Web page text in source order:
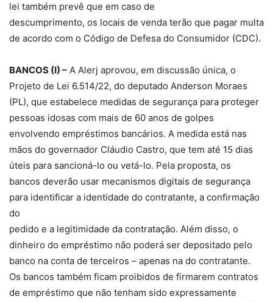
lei também prevê que em caso de
descumprimento, os locais de venda terão que pagar multa
de acordo com o Código de Defesa do Consumidor (CDC).
BANCOS (I) – A Alerj aprovou, em discussão única, o
Projeto de Lei 6.514/22, do deputado Anderson Moraes
(PL), que estabelece medidas de segurança para proteger
pessoas idosas com mais de 60 anos de golpes
envolvendo empréstimos bancários. A medida está nas
mãos do governador Cláudio Castro, que tem até 15 dias
úteis para sancioná-lo ou vetá-lo. Pela proposta, os
bancos deverão usar mecanismos digitais de segurança
para identificar a identidade do contratante, a confirmação
do
pedido e a legitimidade da contratação. Além disso, o
dinheiro do empréstimo não poderá ser depositado pelo
banco na conta de terceiros – apenas na do contratante.
Os bancos também ficam proibidos de firmarem contratos
de empréstimo que não tenham sido expressamente